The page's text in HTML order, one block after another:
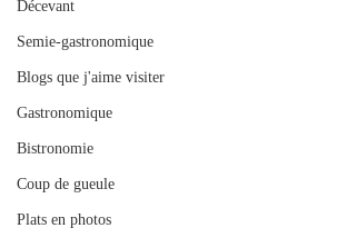
Décevant
Semie-gastronomique
Blogs que j'aime visiter
Gastronomique
Bistronomie
Coup de gueule
Plats en photos